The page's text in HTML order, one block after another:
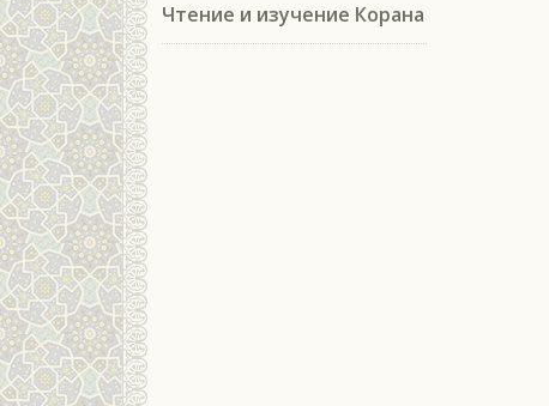
Чтение и изучение Корана